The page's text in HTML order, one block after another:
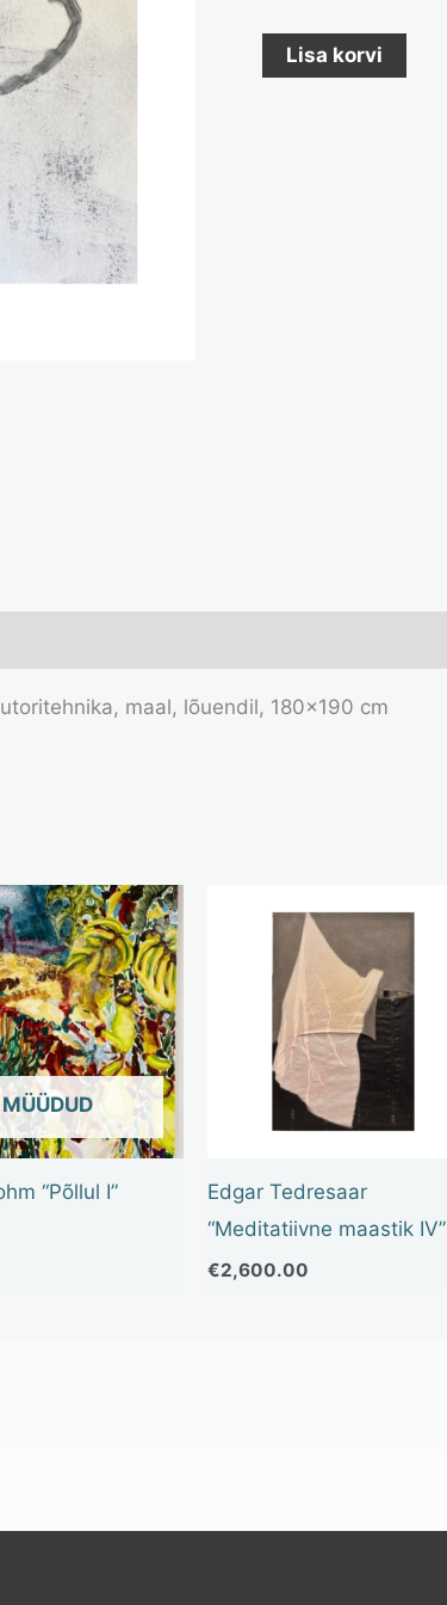
Lisa korvi
maal, lõuendil, 180×190 cm
OF STOCK
“Põllul I”
Edgar Tedresaar
“Meditatiivne maastik IV”
€2,600.00